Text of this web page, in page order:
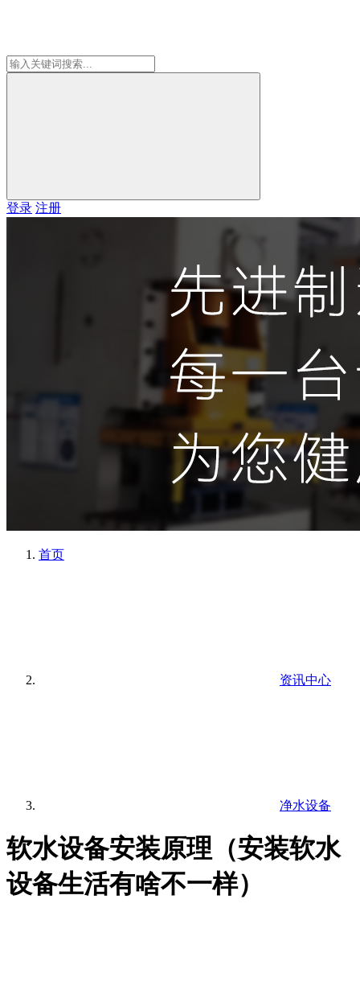
登录 注册
首页
资讯中心
净水设备
软水设备安装原理（安装软水
设备生活有啥不一样）